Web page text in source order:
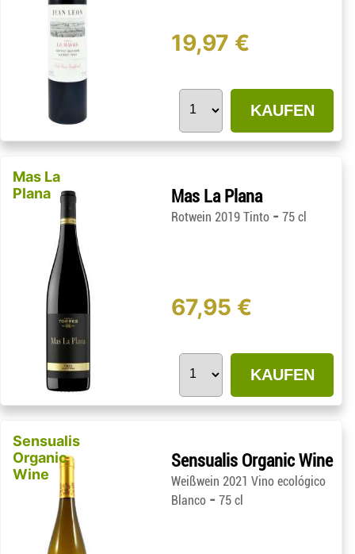
19,97 €
KAUFEN
Mas La
Plana
Mas La Plana
Rotwein 2019 Tinto -75 cl
67,95 €
KAUFEN
Sensualis
Organic
Wine
Sensualis Organic Wine
Weißwein 2021 Vino ecológico
Blanco -75 cl